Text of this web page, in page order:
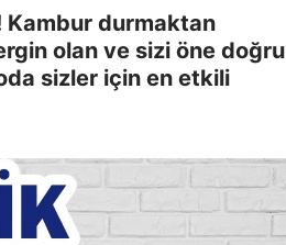
Kambur durmaktan
olan ve sizi öne doğru
sizler için en etkili